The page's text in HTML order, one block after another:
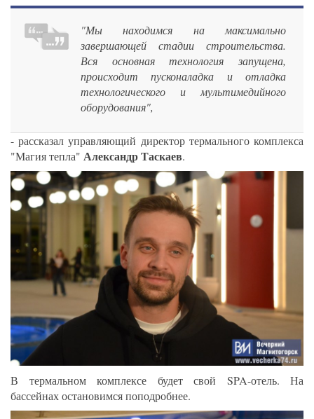
"Мы находимся на максимально
завершающей стадии строительства.
Вся основная технология запущена,
происходит пусконаладка и отладка
технологического и мультимедийного
оборудования",
- рассказал управляющий директор термального комплекса
"Магия тепла" Александр Таскаев.
В термальном комплексе будет свой SPA-отель. На
бассейнах остановимся поподробнее.